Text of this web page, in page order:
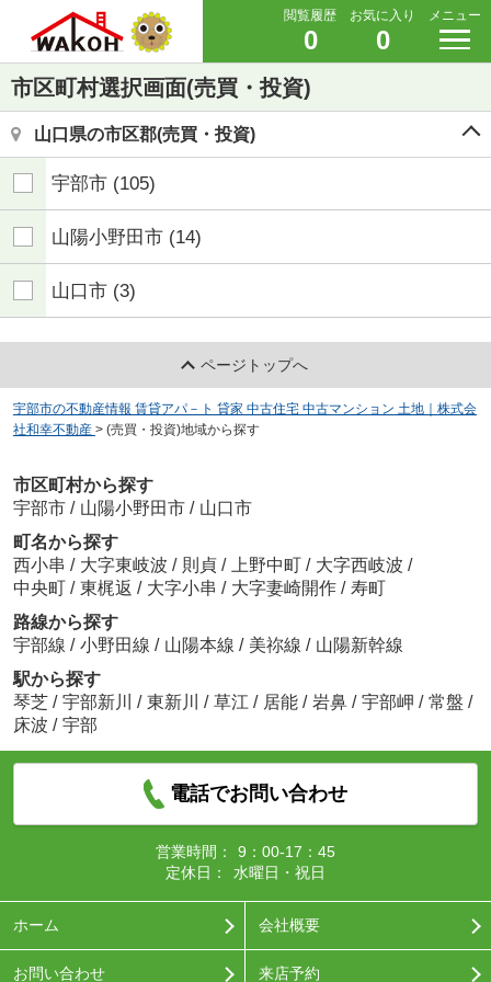
閲覧履歴
0
お気に入り
0
メニュー
市区町村選択画面(売買・投資)
山口県の市区郡(売買・投資)
宇部市 (105)
山陽小野田市 (14)
山口市 (3)
ページトップへ
宇部市の不動産情報 賃貸アパ－ト 貸家 中古住宅 中古マンション 土地｜株式会
社和幸不動産 > (売買・投資)地域から探す
市区町村から探す
宇部市 / 山陽小野田市 / 山口市
町名から探す
西小串 / 大字東岐波 / 則貞 / 上野中町 / 大字西岐波 /
中央町 / 東梶返 / 大字小串 / 大字妻崎開作 / 寿町
路線から探す
宇部線 / 小野田線 / 山陽本線 / 美祢線 / 山陽新幹線
駅から探す
琴芝 / 宇部新川 / 東新川 / 草江 / 居能 / 岩鼻 / 宇部岬 / 常盤 /
床波 / 宇部
電話でお問い合わせ
営業時間：
9：00-17：45
定休日：
水曜日・祝日
ホーム 会社概要
お問い合わせ 来店予約